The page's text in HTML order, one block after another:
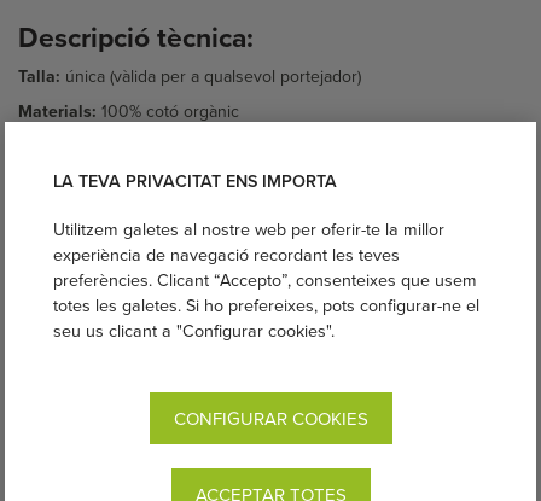
Descripció tècnica:
Talla: única (vàlida per a qualsevol portejador)
Materials: 100% cotó orgànic
Fabricant:Kokadi
Compleix amb la Normativa Europea de Portanadons
Instruccions d'ús:
LA TEVA PRIVACITAT ENS IMPORTA
Utilitzem galetes al nostre web per oferir-te la millor
experiència de navegació recordant les teves
preferències. Clicant “Accepto”, consenteixes que usem
totes les galetes. Si ho prefereixes, pots configurar-ne el
seu us clicant a "Configurar cookies".
CONFIGURAR COOKIES
ACCEPTAR TOTES